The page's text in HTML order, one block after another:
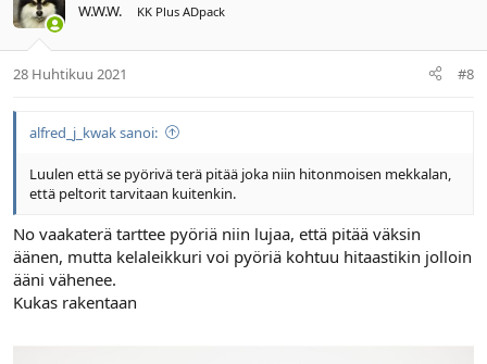
W.W.W. KK Plus ADpack
28 Huhtikuu 2021 #8
alfred_j_kwak sanoi:
Luulen että se pyörivä terä pitää joka niin hitonmoisen mekkalan,
että peltorit tarvitaan kuitenkin.
No vaakaterä tarttee pyöriä niin lujaa, että pitää väksin
äänen, mutta kelaleikkuri voi pyöriä kohtuu hitaastikin jolloin
ääni vähenee.
Kukas rakentaan